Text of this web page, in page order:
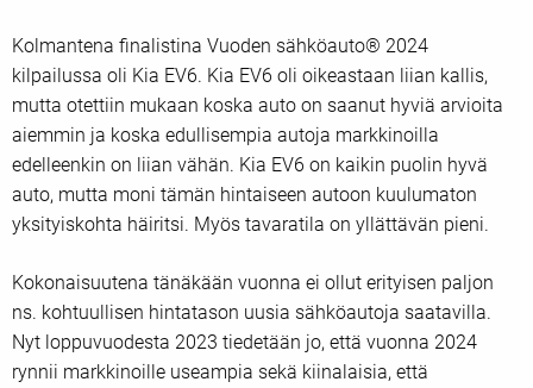
Kolmantena finalistina Vuoden sähköauto® 2024
kilpailussa oli Kia EV6. Kia EV6 oli oikeastaan liian kallis,
mutta otettiin mukaan koska auto on saanut hyviä arvioita
aiemmin ja koska edullisempia autoja markkinoilla
edelleenkin on liian vähän. Kia EV6 on kaikin puolin hyvä
auto, mutta moni tämän hintaiseen autoon kuulumaton
yksityiskohta häiritsi. Myös tavaratila on yllättävän pieni.
Kokonaisuutena tänäkään vuonna ei ollut erityisen paljon
ns. kohtuullisen hintatason uusia sähköautoja saatavilla.
Nyt loppuvuodesta 2023 tiedetään jo, että vuonna 2024
rynnii markkinoille useampia sekä kiinalaisia, että